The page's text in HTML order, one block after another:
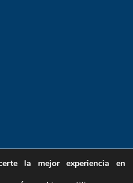
la mejor experiencia en